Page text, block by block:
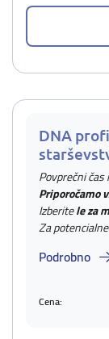
DNA
Povprečni
Priporočamo
Izberitele za
Za
Podrobno
Cena: